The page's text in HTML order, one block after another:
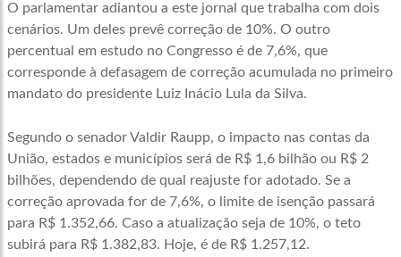
O parlamentar adiantou a este jornal que trabalha com dois
cenários. Um deles prevê correção de 10%. O outro
percentual em estudo no Congresso é de 7,6%, que
corresponde à defasagem de correção acumulada no primeiro
mandato do presidente Luiz Inácio Lula da Silva.
Segundo o senador Valdir Raupp, o impacto nas contas da
União, estados e municípios será de R$ 1,6 bilhão ou R$ 2
bilhões, dependendo de qual reajuste for adotado. Se a
correção aprovada for de 7,6%, o limite de isenção passará
para R$ 1.352,66. Caso a atualização seja de 10%, o teto
subirá para R$ 1.382,83. Hoje, é de R$ 1.257,12.